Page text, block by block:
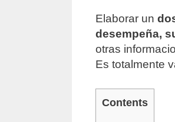
Elaborar un
desempeña,
otras
Es totalmente
Contents